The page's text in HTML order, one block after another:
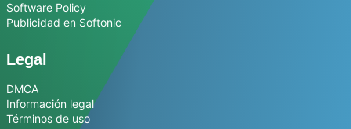
Software Policy
Publicidad en Softonic
Legal
DMCA
Información legal
Términos de uso